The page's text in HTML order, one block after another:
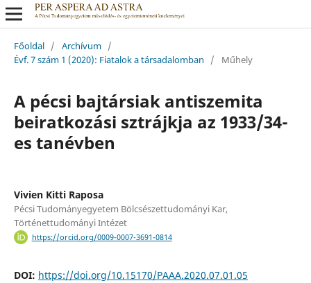
Főoldal / Archívum /
Évf. 7 szám 1 (2020): Fiatalok a társadalomban
/ Műhely
A pécsi bajtársiak antiszemita
beiratkozási sztrájkja az 1933/34-
es tanévben
Vivien Kitti Raposa
Pécsi Tudományegyetem Bölcsészettudományi Kar,
Történettudományi Intézet
https://orcid.org/0009-0007-3691-0814
DOI: https://doi.org/10.15170/PAAA.2020.07.01.05